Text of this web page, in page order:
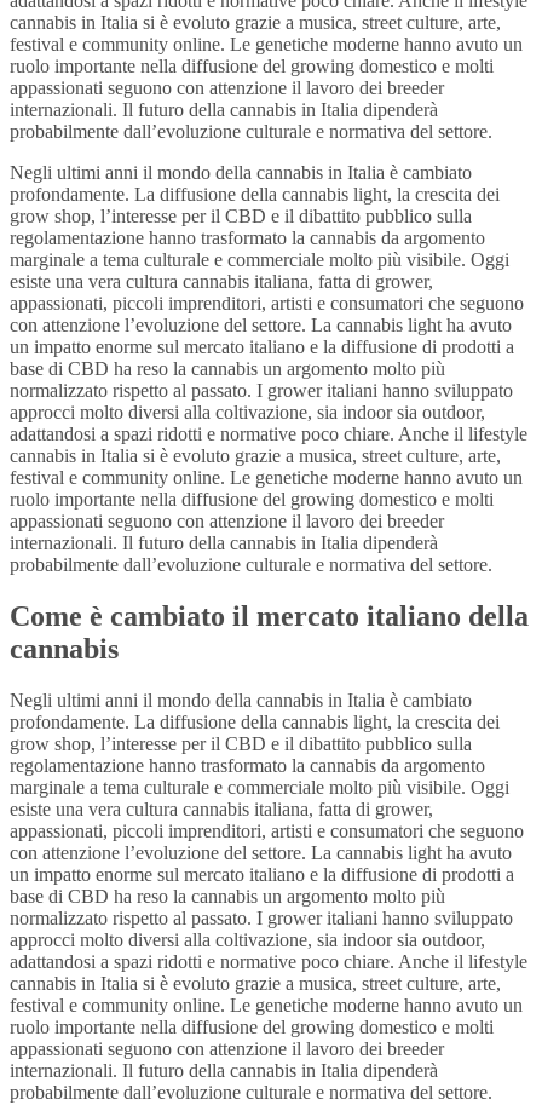
cannabis in Italia si è evoluto grazie a musica, street culture, arte,
festival e community online. Le genetiche moderne hanno avuto un
ruolo importante nella diffusione del growing domestico e molti
appassionati seguono con attenzione il lavoro dei breeder
internazionali. Il futuro della cannabis in Italia dipenderà
probabilmente dall’evoluzione culturale e normativa del settore.
Negli ultimi anni il mondo della cannabis in Italia è cambiato
profondamente. La diffusione della cannabis light, la crescita dei
grow shop, l’interesse per il CBD e il dibattito pubblico sulla
regolamentazione hanno trasformato la cannabis da argomento
marginale a tema culturale e commerciale molto più visibile. Oggi
esiste una vera cultura cannabis italiana, fatta di grower,
appassionati, piccoli imprenditori, artisti e consumatori che seguono
con attenzione l’evoluzione del settore. La cannabis light ha avuto
un impatto enorme sul mercato italiano e la diffusione di prodotti a
base di CBD ha reso la cannabis un argomento molto più
normalizzato rispetto al passato. I grower italiani hanno sviluppato
approcci molto diversi alla coltivazione, sia indoor sia outdoor,
adattandosi a spazi ridotti e normative poco chiare. Anche il lifestyle
cannabis in Italia si è evoluto grazie a musica, street culture, arte,
festival e community online. Le genetiche moderne hanno avuto un
ruolo importante nella diffusione del growing domestico e molti
appassionati seguono con attenzione il lavoro dei breeder
internazionali. Il futuro della cannabis in Italia dipenderà
probabilmente dall’evoluzione culturale e normativa del settore.
Come è cambiato il mercato italiano della
cannabis
Negli ultimi anni il mondo della cannabis in Italia è cambiato
profondamente. La diffusione della cannabis light, la crescita dei
grow shop, l’interesse per il CBD e il dibattito pubblico sulla
regolamentazione hanno trasformato la cannabis da argomento
marginale a tema culturale e commerciale molto più visibile. Oggi
esiste una vera cultura cannabis italiana, fatta di grower,
appassionati, piccoli imprenditori, artisti e consumatori che seguono
con attenzione l’evoluzione del settore. La cannabis light ha avuto
un impatto enorme sul mercato italiano e la diffusione di prodotti a
base di CBD ha reso la cannabis un argomento molto più
normalizzato rispetto al passato. I grower italiani hanno sviluppato
approcci molto diversi alla coltivazione, sia indoor sia outdoor,
adattandosi a spazi ridotti e normative poco chiare. Anche il lifestyle
cannabis in Italia si è evoluto grazie a musica, street culture, arte,
festival e community online. Le genetiche moderne hanno avuto un
ruolo importante nella diffusione del growing domestico e molti
appassionati seguono con attenzione il lavoro dei breeder
internazionali. Il futuro della cannabis in Italia dipenderà
probabilmente dall’evoluzione culturale e normativa del settore.